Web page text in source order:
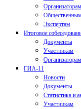
Организаторам
Экспертам
Итоговое
Документы
Участникам
Организаторам
ГИА-11
Новости
Документы
Статистика и
Участникам